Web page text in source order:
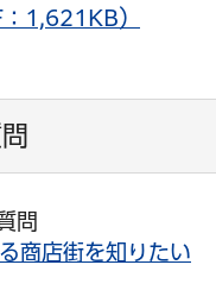
1,621KB）
問
商店街を知りたい